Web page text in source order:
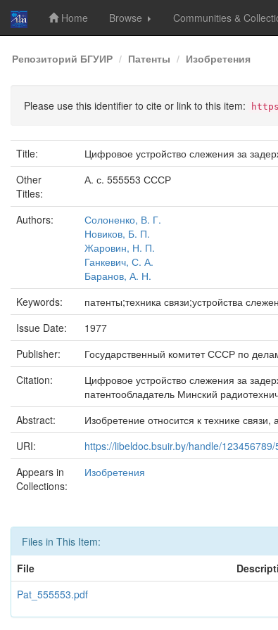
Skip
navigation
Home Browse Communities &
Репозиторий БГУИР Патенты Изобретения
Please use this identifier to cite or link to this item:
Title:
Цифровое устройство слежения за
Other
Titles:
А. с. 555553 СССР
Authors:
Солоненко, В. Г.
Новиков, Б. П.
Жаровин, Н. П.
Ганкевич, С. А.
Баранов, А. Н.
Keywords:
патенты;техника связи;устройства
Issue Date:
1977
Publisher:
Государственный комитет СССР по
Citation:
Цифровое устройство слежения за
патентообладатель Минский
Abstract:
Изобретение относится к технике
URI:
https://libeldoc.bsuir.by/handle/123456789/
Appears in
Collections:
Изобретения
Files in This Item:
File
Pat_555553.pdf